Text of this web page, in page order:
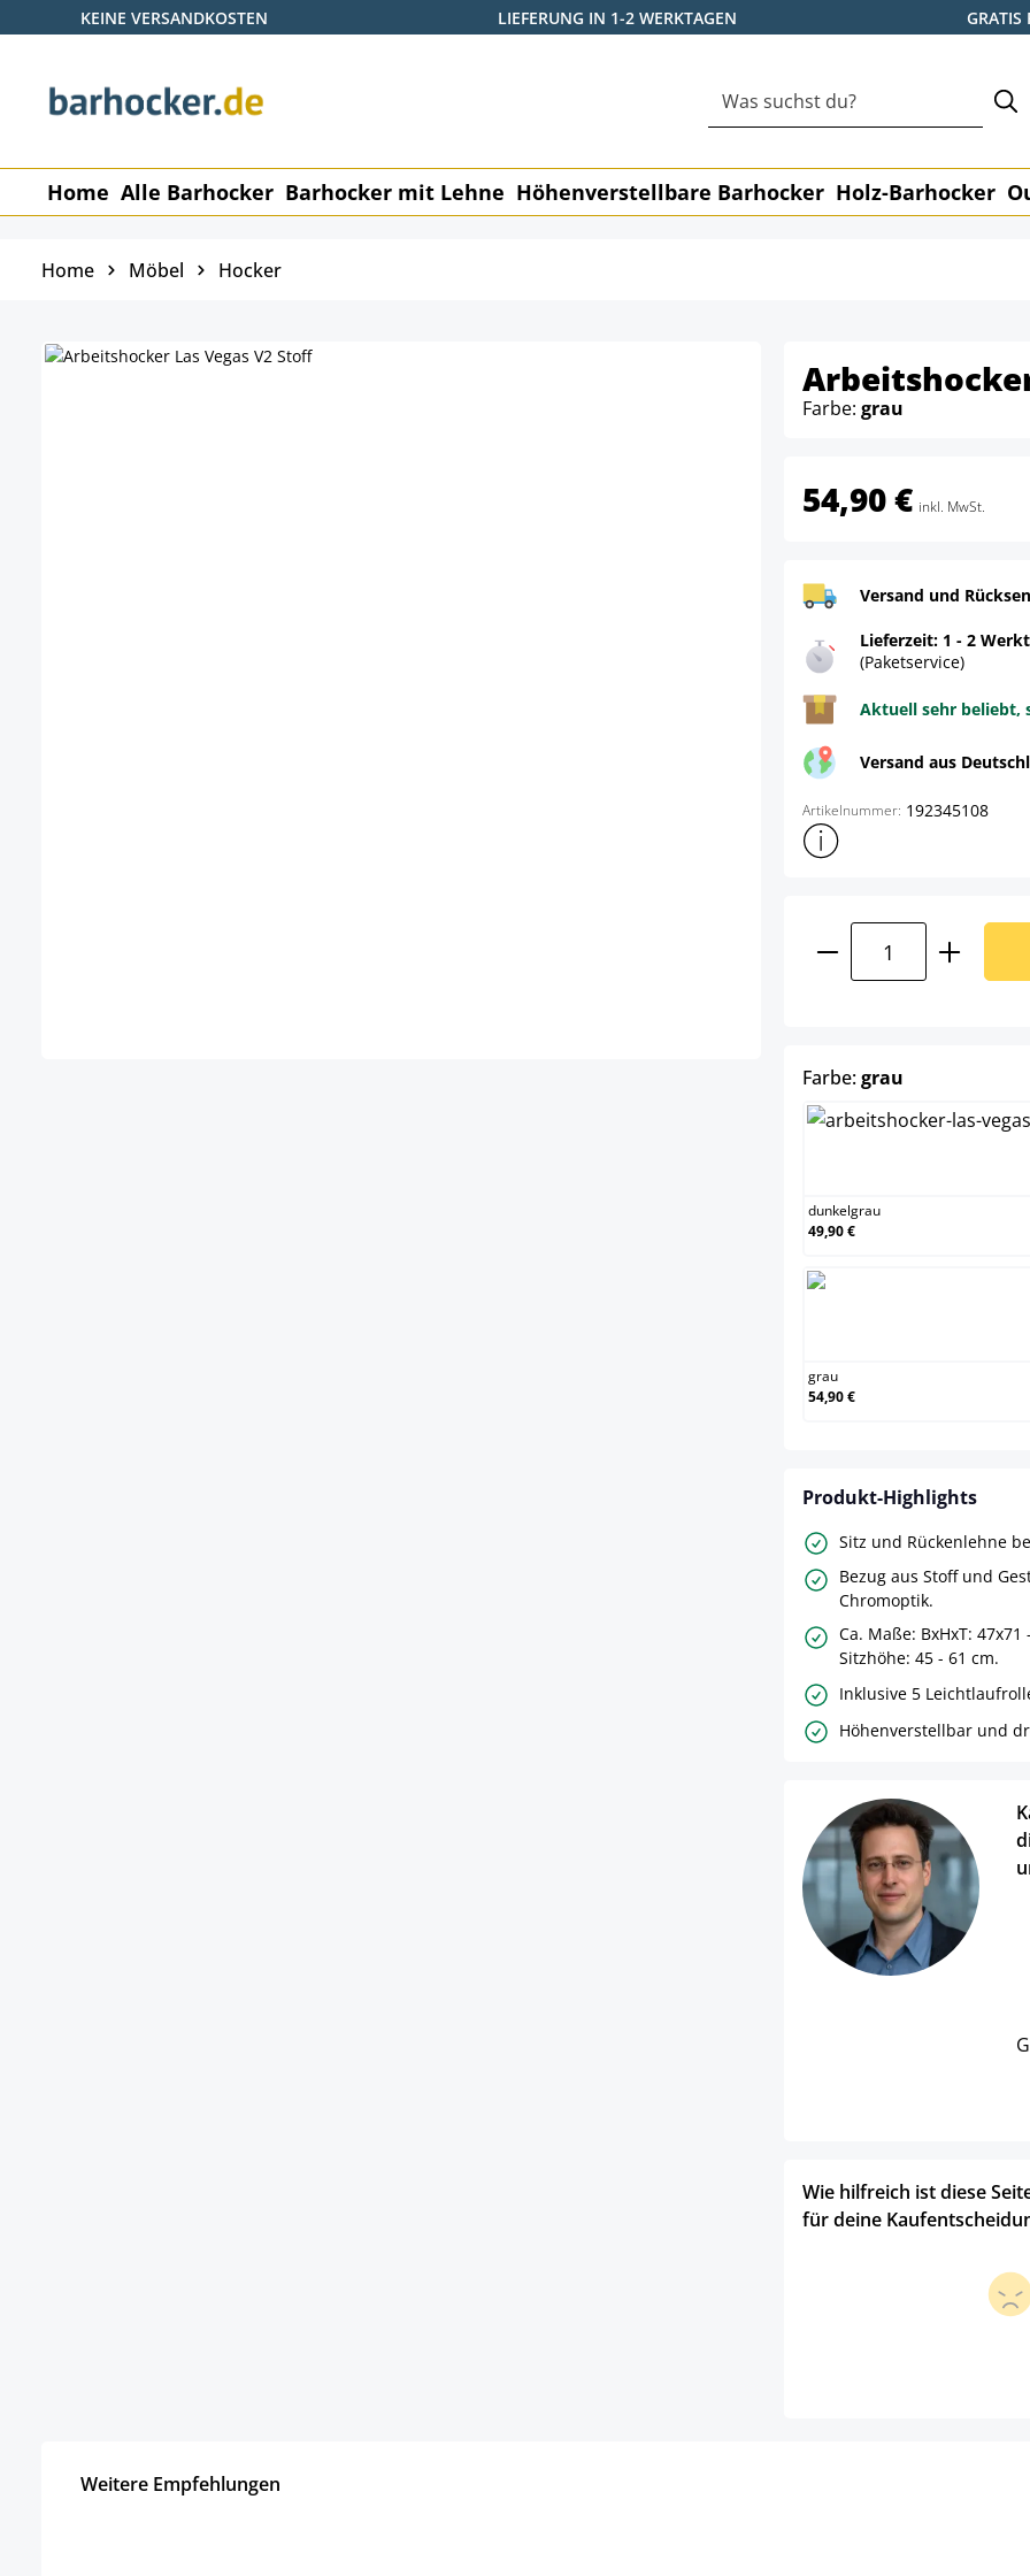
Hauptinhalt springen
Zur Suche springen
Zur Hauptnavigation springen
KEINE VERSANDKOSTEN LIEFERUNG IN 1-2 WERKTAGEN GRATIS
Home Alle Barhocker Barhocker mit Lehne Höhenverstellbare Barhocker Holz-Barhocker
Home Möbel Hocker
Farbe: grau
54,90 € inkl. MwSt.
Versand und
Lieferzeit: 1 - 2
(Paketservice)
Aktuell sehr beliebt,
Versand aus
Artikelnummer: 192345108
Weitere
Produkt Anzahl:
Farbe:grau
dunkelgrau
49,90 €
grau
54,90 €
Produkt-Highlights
Sitz und Rückenlehne
Bezug aus Stoff und
Chromoptik.
Ca. Maße: BxHxT: 47x71
Sitzhöhe: 45 - 61 cm.
Inklusive 5
Höhenverstellbar und
Wie hilfreich ist diese
für deine
Weitere Empfehlungen